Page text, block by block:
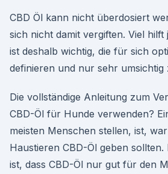
CBD Öl kann nicht überdosiert
sich nicht damit vergiften. Viel hilft
ist deshalb wichtig, die für sich
definieren und nur sehr umsichtig
Die vollständige Anleitung zum
CBD-Öl für Hunde verwenden?
meisten Menschen stellen, ist,
Haustieren CBD-Öl geben
ist, dass CBD-Öl nur gut für den